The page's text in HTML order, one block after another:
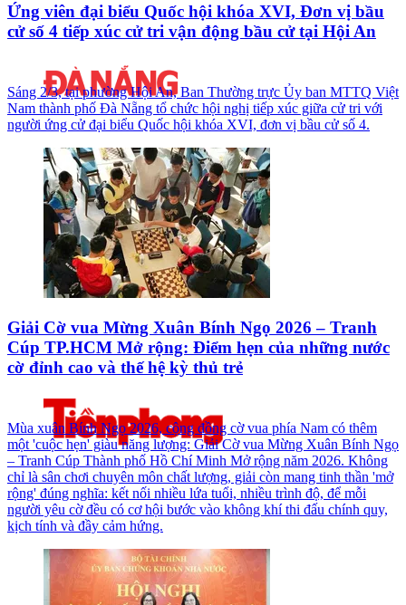
Ứng viên đại biểu Quốc hội khóa XVI, Đơn vị bầu
cử số 4 tiếp xúc cử tri vận động bầu cử tại Hội An
Sáng 2/3, tại phường Hội An, Ban Thường trực Ủy ban MTTQ Việt
Nam thành phố Đà Nẵng tổ chức hội nghị tiếp xúc giữa cử tri với
người ứng cử đại biểu Quốc hội khóa XVI, đơn vị bầu cử số 4.
Giải Cờ vua Mừng Xuân Bính Ngọ 2026 – Tranh
Cúp TP.HCM Mở rộng: Điểm hẹn của những nước
cờ đỉnh cao và thế hệ kỳ thủ trẻ
Mùa xuân Bính Ngọ 2026, cộng đồng cờ vua phía Nam có thêm
một 'cuộc hẹn' giàu năng lượng: Giải Cờ vua Mừng Xuân Bính Ngọ
– Tranh Cúp Thành phố Hồ Chí Minh Mở rộng năm 2026. Không
chỉ là sân chơi chuyên môn chất lượng, giải còn mang tinh thần 'mở
rộng' đúng nghĩa: kết nối nhiều lứa tuổi, nhiều trình độ, để mỗi
người yêu cờ đều có cơ hội bước vào không khí thi đấu chính quy,
kịch tính và đầy cảm hứng.